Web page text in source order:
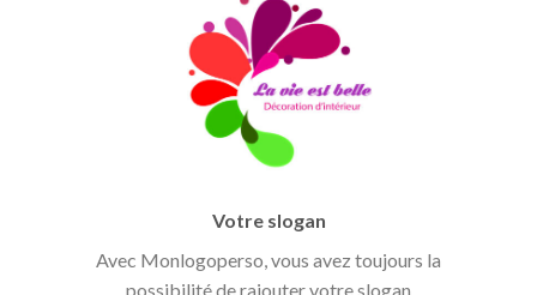
Votre slogan
Avec Monlogoperso, vous avez toujours la
possibilité de rajouter votre slogan